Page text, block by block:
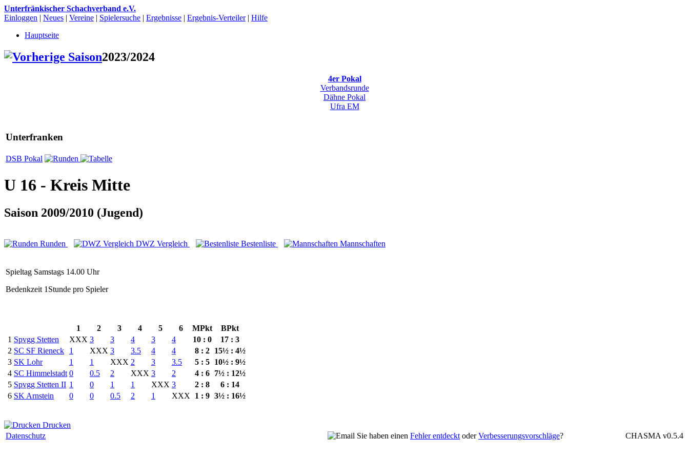
Unterfränkischer Schachverband e.V.
Einloggen | Neues | Vereine | Spielersuche | Ergebnisse | Ergebnis-Verteiler| Hilfe
Hauptseite
2023/2024
4er Pokal
Verbandsrunde
Dähne Pokal
Ufra EM
Unterfranken
DSB Pokal
U 16 - Kreis Mitte
Saison 2009/2010 (Jugend)
Runden DWZ Vergleich Bestenliste Mannschaften
Spieltag Samstags 14.00 Uhr
Bedenkzeit 1Stunde pro Spieler
1 2 3 4 5 6 MPkt
BPkt
1 Spvgg Stetten XXX 3 3 4 3 4 10 : 0
17 : 3
2 SC SF Rieneck 1 XXX 3 3.5 4 4 8 : 2 15½ : 4½
3 SK Lohr 1 1 XXX 2 3 3.5 5 : 5 10½ : 9½
4 SC Himmelstadt 0 0.5 2 XXX 3 2 4 : 6 7½ : 12½
5 Spvgg Stetten II 1 0 1 1 XXX 3 2 : 8
6 : 14
6 SK Arnstein 0 0 0.5 2 1 XXX 1 : 9 3½ : 16½
Drucken
Datenschutz
Sie haben einen Fehler entdeckt oderVerbesserungsvorschläge? CHASMA v0.5.4